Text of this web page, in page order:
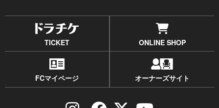
TICKET ONLINE SHOP
FCマイページ オーナーズサイト